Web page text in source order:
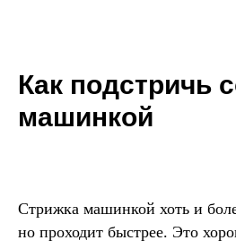
Как подстричь
машинкой
Стрижка машинкой хоть и
но проходит быстрее. Это